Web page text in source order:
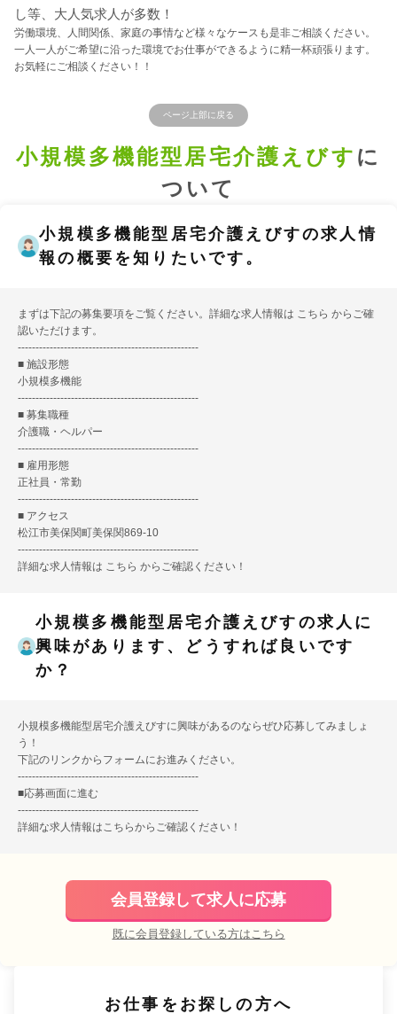
し等、大人気求人が多数！
労働環境、人間関係、家庭の事情など様々なケースも是非ご相談ください。
一人一人がご希望に沿った環境でお仕事ができるように精一杯頑張ります。
お気軽にご相談ください！！
ページ上部に戻る
小規模多機能型居宅介護えびす に
ついて
小規模多機能型居宅介護えびすの求人情
報の概要を知りたいです。
まずは下記の募集要項をご覧ください。詳細な求人情報は こちら からご確
認いただけます。
---------------------------------------------------
■ 施設形態
小規模多機能
---------------------------------------------------
■ 募集職種
介護職・ヘルパー
---------------------------------------------------
■ 雇用形態
正社員・常勤
---------------------------------------------------
■ アクセス
松江市美保関町美保関869-10
---------------------------------------------------
詳細な求人情報は こちら からご確認ください！
小規模多機能型居宅介護えびすの求人に
興味があります、どうすれば良いです
か？
小規模多機能型居宅介護えびすに興味があるのならぜひ応募してみましょ
う！
下記のリンクからフォームにお進みください。
---------------------------------------------------
■応募画面に進む
---------------------------------------------------
詳細な求人情報はこちらからご確認ください！
会員登録して求人に応募
既に会員登録している方はこちら
お仕事をお探しの方へ